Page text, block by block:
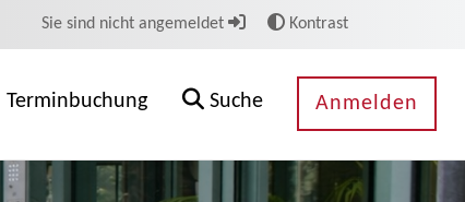
Sie sind nicht angemeldet Kontrast
Terminbuchung Suche Anmelden